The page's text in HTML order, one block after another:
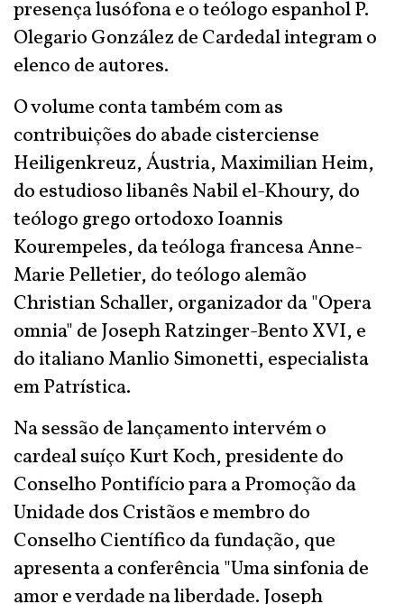
presença lusófona e o teólogo espanhol P.
Olegario González de Cardedal integram o
elenco de autores.
O volume conta também com as
contribuições do abade cisterciense
Heiligenkreuz, Áustria, Maximilian Heim,
do estudioso libanês Nabil el-Khoury, do
teólogo grego ortodoxo Ioannis
Kourempeles, da teóloga francesa Anne-
Marie Pelletier, do teólogo alemão
Christian Schaller, organizador da "Opera
omnia" de Joseph Ratzinger-Bento XVI, e
do italiano Manlio Simonetti, especialista
em Patrística.
Na sessão de lançamento intervém o
cardeal suíço Kurt Koch, presidente do
Conselho Pontifício para a Promoção da
Unidade dos Cristãos e membro do
Conselho Científico da fundação, que
apresenta a conferência "Uma sinfonia de
amor e verdade na liberdade. Joseph